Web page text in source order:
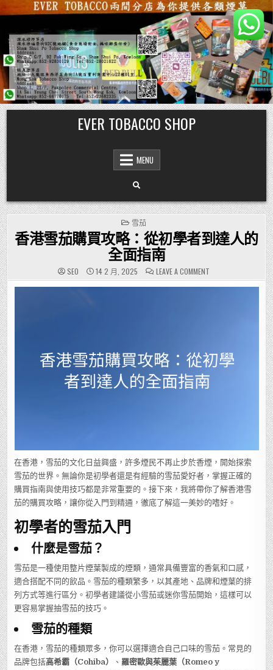
Skip
to
content
EVER TOBACCO SHOP
MENU
POSTED
IN
雪茄
香港雪茄購買攻略：從初學者到達人的
全面指南
SEO 14 2 月, 2025 LEAVE A COMMENTON
香
港
學
者
到
達
人
的
在香港，雪茄的文化日益興盛，許多煙民不再止步於香煙，開始探索
雪茄的世界。無論你是初學者還是有經驗的雪茄愛好者，掌握正確的
購買指南與使用技巧都是非常重要的。接下來，我將帶你了解香港雪
茄的購買攻略，讓你從入門到精通，徹底了解這一美妙的嗜好。
初學者的雪茄入門
什麼是雪茄？
雪茄是一種使用整片煙葉製成的煙類，通常具備豐富的香氣和口感，
適合搭配不同的飲品。雪茄的種類繁多，以其產地、品牌和煙葉的排
列方式等進行區分。初學者建議從小雪茄或迷你雪茄開始，這樣可以
更容易掌握抽雪茄的技巧。
雪茄的種類
在香港，雪茄的種類眾多，你可以選擇適合自己口味的雪茄。常見的
品牌包括高希霸（Cohiba） 、羅密歐與茱麗葉（Romeo y